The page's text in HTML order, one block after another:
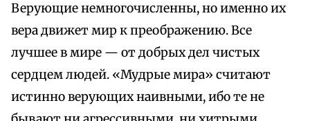
Верующие немногочисленны, но именно их
вера движет мир к преображению. Все
лучшее в мире — от добрых дел чистых
сердцем людей. «Мудрые мира» считают
истинно верующих наивными, ибо те не